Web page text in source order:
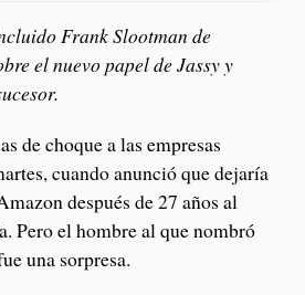
Frank Slootman de
el nuevo papel de Jassy y
de choque a las empresas
cuando anunció que dejaría
después de 27 años al
Pero el hombre al que nombró
una sorpresa.